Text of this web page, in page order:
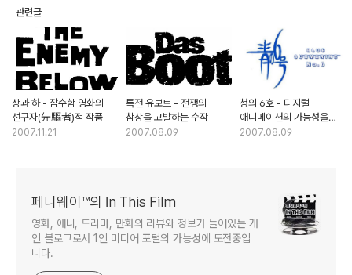
관련글
상과 하 - 잠수함 영화의
선구자(先驅者)적 작품
2007.11.21
특전 유보트 - 전쟁의
참상을 고발하는 수작
2007.08.09
청의 6호 - 디지털
애니메이션의 가능성을
제시하다
2007.08.09
페니웨이™의 In This Film
영화, 애니, 드라마, 만화의 리뷰와 정보가 들어있는 개
인 블로그로서 1인 미디어 포털의 가능성에 도전중입
니다.